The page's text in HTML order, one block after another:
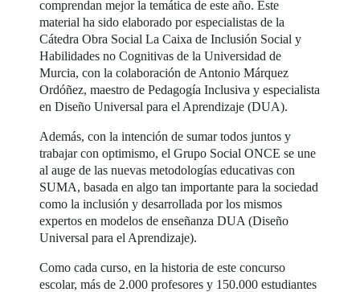
comprendan mejor la temática de este año. Este
material ha sido elaborado por especialistas de la
Cátedra Obra Social La Caixa de Inclusión Social y
Habilidades no Cognitivas de la Universidad de
Murcia, con la colaboración de Antonio Márquez
Ordóñez, maestro de Pedagogía Inclusiva y especialista
en Diseño Universal para el Aprendizaje (DUA).
Además, con la intención de sumar todos juntos y
trabajar con optimismo, el Grupo Social ONCE se une
al auge de las nuevas metodologías educativas con
SUMA, basada en algo tan importante para la sociedad
como la inclusión y desarrollada por los mismos
expertos en modelos de enseñanza DUA (Diseño
Universal para el Aprendizaje).
Como cada curso, en la historia de este concurso
escolar, más de 2.000 profesores y 150.000 estudiantes